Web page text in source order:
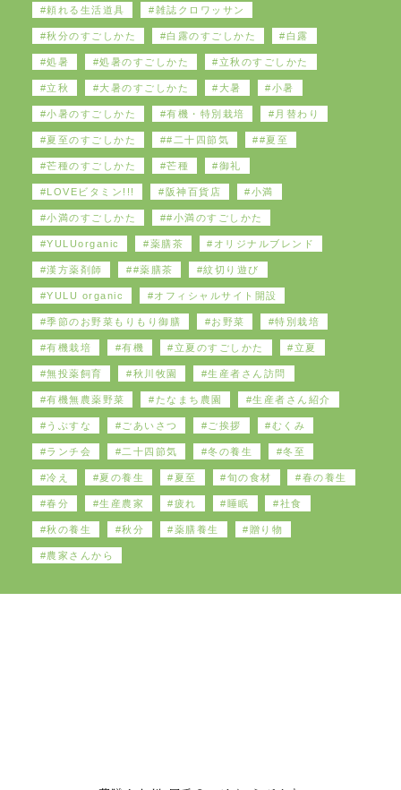
頼れる生活道具 雑誌クロワッサン
秋分のすごしかた 白露のすごしかた 白露
処暑 処暑のすごしかた 立秋のすごしかた
立秋 大暑のすごしかた 大暑 小暑
小暑のすごしかた 有機・特別栽培 月替わり
夏至のすごしかた #二十四節気 #夏至
芒種のすごしかた 芒種 御礼
LOVEビタミン!!! 阪神百貨店 小満
小満のすごしかた #小満のすごしかた
YULUorganic 薬膳茶 オリジナルブレンド
漢方薬剤師 #薬膳茶 紋切り遊び
YULU organic オフィシャルサイト開設
季節のお野菜もりもり御膳 お野菜 特別栽培
有機栽培 有機 立夏のすごしかた 立夏
無投薬飼育 秋川牧園 生産者さん訪問
有機無農薬野菜 たなまち農園 生産者さん紹介
うぶすな ごあいさつ ご挨拶 むくみ
ランチ会 二十四節気 冬の養生 冬至
冷え 夏の養生 夏至 旬の食材 春の養生
春分 生産農家 疲れ 睡眠 社食
秋の養生 秋分 薬膳養生 贈り物
農家さんから